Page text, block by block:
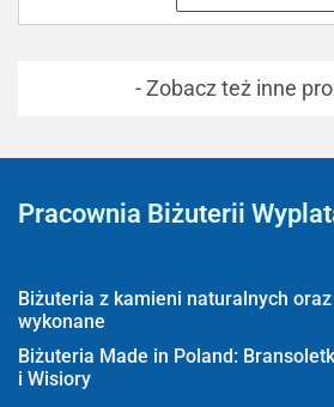
- Zobacz też inne
Pracownia Biżuterii
Biżuteria z kamieni naturalnych
wykonane
Biżuteria Made in Poland:
i Wisiory